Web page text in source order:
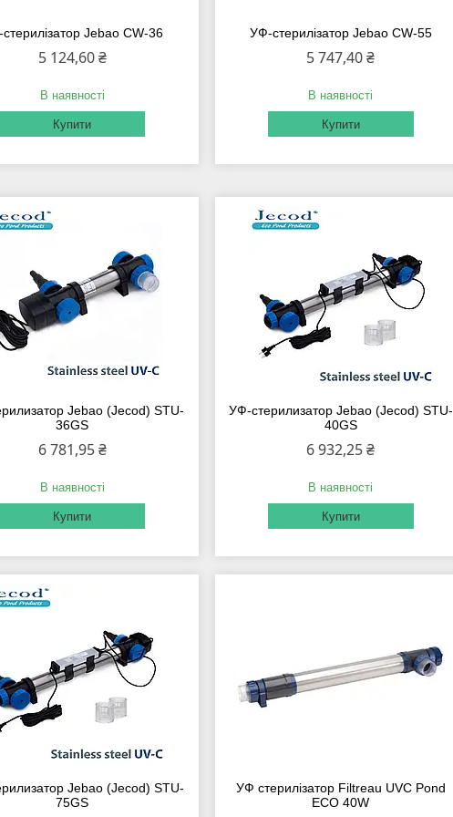
Jebao CW-36
5 124,60 ₴
В наявності
Купити
УФ-стерилізатор Jebao CW-55
5 747,40 ₴
В наявності
Купити
Jebao (Jecod) STU-
36GS
6 781,95 ₴
В наявності
Купити
УФ-стерилизатор Jebao (Jecod) STU-
40GS
6 932,25 ₴
В наявності
Купити
Jebao (Jecod) STU-
75GS
УФ стерилізатор Filtreau UVC Pond
ECO 40W